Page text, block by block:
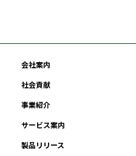
会社案内
社会貢献
事業紹介
サービス案内
製品リリース